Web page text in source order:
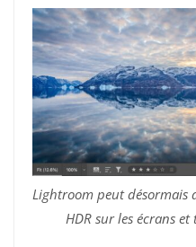
Lightroom peut désormais
HDR sur les écrans